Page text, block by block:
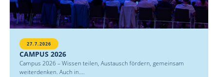
27.7.2026
CAMPUS 2026
Campus 2026 – Wissen teilen, Austausch fördern, gemeinsam
weiterdenken. Auch in....